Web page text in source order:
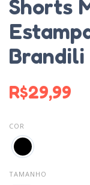
Shorts
Brandili
R$29,99
COR
TAMANHO